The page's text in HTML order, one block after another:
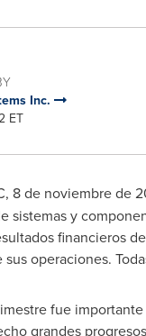
Inc.
ET
, 8 de noviembre de
sistemas y
financieros
sus operaciones.
fue
grandes